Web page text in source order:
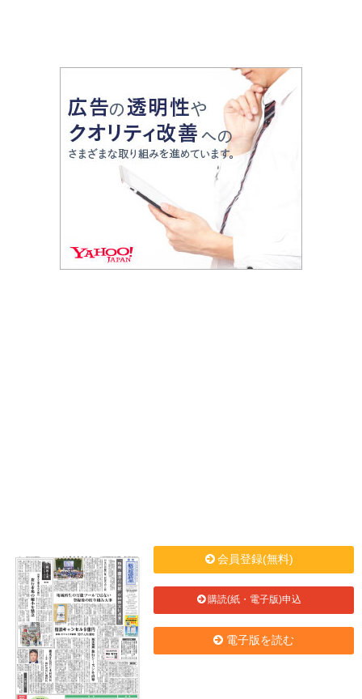
会員登録(無料)
購読(紙・電子版)申込
電子版を読む